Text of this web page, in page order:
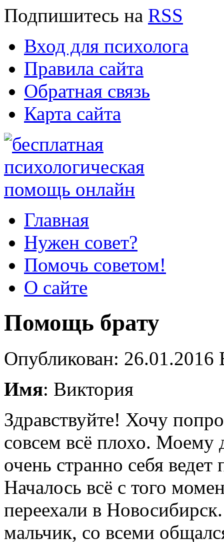
Подпишитесь на RSS
Вход для психолога
Правила сайта
Обратная связь
Карта сайта
Главная
Нужен совет?
Помочь советом!
О сайте
Помощь брату
Опубликован:
Имя: Виктория
Здравствуйте! Хочу
совсем всё плохо. Моему
очень странно себя
Началось всё с того
переехали в
мальчик, со всеми